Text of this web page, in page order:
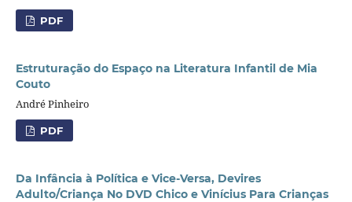
PDF
Estruturação do Espaço na Literatura Infantil de Mia
Couto
André Pinheiro
PDF
Da Infância à Política e Vice-Versa, Devires
Adulto/Criança No DVD Chico e Vinícius Para Crianças